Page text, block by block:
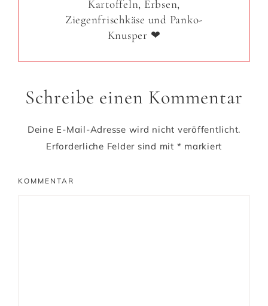
Kartoffeln, Erbsen,
Ziegenfrischkäse und Panko-
Knusper ❤
Schreibe einen Kommentar
Deine E-Mail-Adresse wird nicht veröffentlicht.
Erforderliche Felder sind mit * markiert
KOMMENTAR